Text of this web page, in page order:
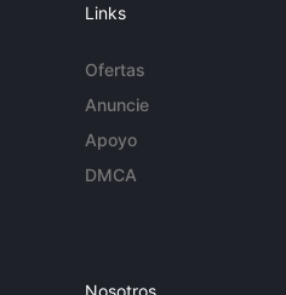
Links
Ofertas
Anuncie
Apoyo
DMCA
Nosotros